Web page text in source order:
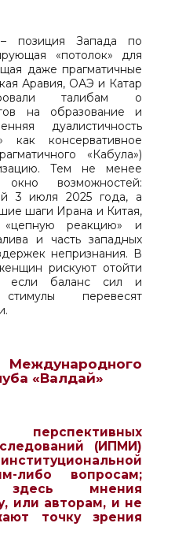
– позиция Запада по
«потолок» для
даже прагматичные
Аравия, ОАЭ и Катар
талибам о
на образование и
дуалистичность
как консервативное
«Кабула»)
Тем не менее
возможностей:
3 июля 2025 года, а
шаги Ирана и Китая,
«цепную реакцию» и
и часть западных
непризнания. В
рискуют отойти
если баланс сил и
стимулы перевесят
Международного
«Валдай»
(ИПМИ)
либо вопросам;
здесь мнения
или авторам, и не
точку зрения